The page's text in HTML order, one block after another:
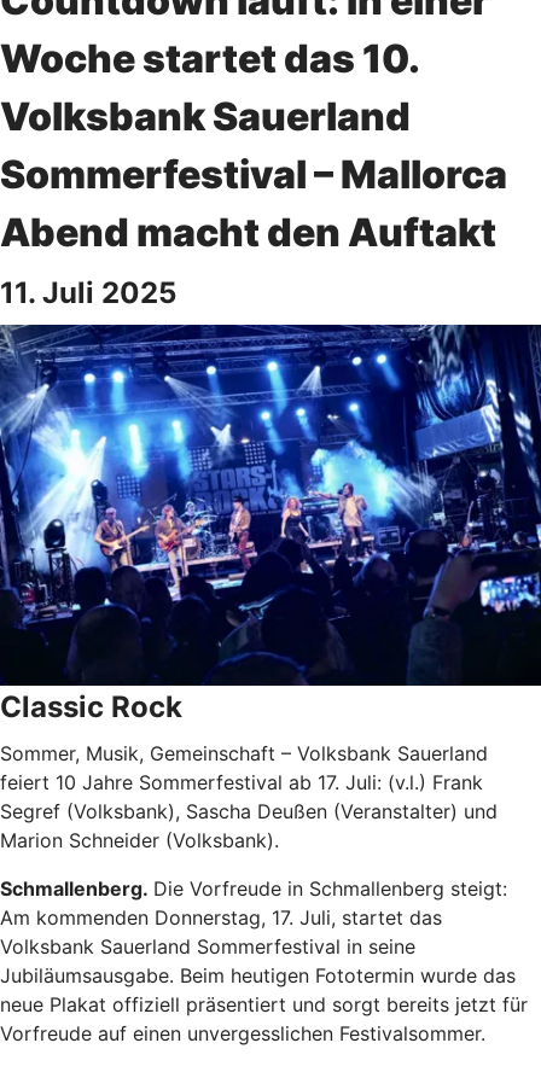
Woche startet das 10.
Volksbank Sauerland
Sommerfestival – Mallorca
Abend macht den Auftakt
11. Juli 2025
Classic Rock
Sommer, Musik, Gemeinschaft – Volksbank Sauerland
feiert 10 Jahre Sommerfestival ab 17. Juli: (v.l.) Frank
Segref (Volksbank), Sascha Deußen (Veranstalter) und
Marion Schneider (Volksbank).
Schmallenberg. Die Vorfreude in Schmallenberg steigt:
Am kommenden Donnerstag, 17. Juli, startet das
Volksbank Sauerland Sommerfestival in seine
Jubiläumsausgabe. Beim heutigen Fototermin wurde das
neue Plakat offiziell präsentiert und sorgt bereits jetzt für
Vorfreude auf einen unvergesslichen Festivalsommer.